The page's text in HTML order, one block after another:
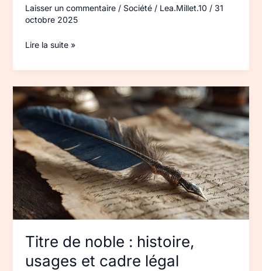
Laisser un commentaire / Société/ Lea.Millet.10 / 31
octobre 2025
Lire la suite »
Titre de noble : histoire,
usages et cadre légal
Titre
de
noble :
histoire,
usages
cadre
légal